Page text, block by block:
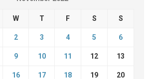
W T F S S
2 3 4 5 6
9 10 11 12 13
16 17 18 19 20